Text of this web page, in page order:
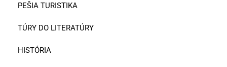
PEŠIA TURISTIKA
TÚRY DO LITERATÚRY
HISTÓRIA